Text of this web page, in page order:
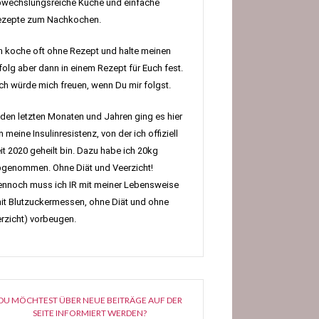
Küche und einfache
zum Nachkochen.
koche oft ohne Rezept und halte meinen
aber dann in einem Rezept für Euch fest.
würde mich freuen, wenn Du mir folgst.
letzten Monaten und Jahren ging es hier
meine Insulinresistenz, von der ich offiziell
2020 geheilt bin. Dazu habe ich 20kg
Ohne Diät und Veerzicht!
muss ich IR mit meiner Lebensweise
Blutzuckermessen, ohne Diät und ohne
vorbeugen.
MÖCHTEST ÜBER NEUE BEITRÄGE AUF DER
SEITE INFORMIERT WERDEN?